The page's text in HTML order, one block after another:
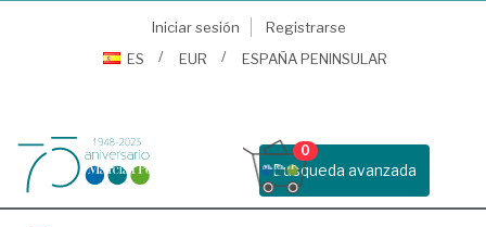
Iniciar sesión
Registrarse
ES
EUR ESPAÑA PENINSULAR
Busqueda avanzada
0